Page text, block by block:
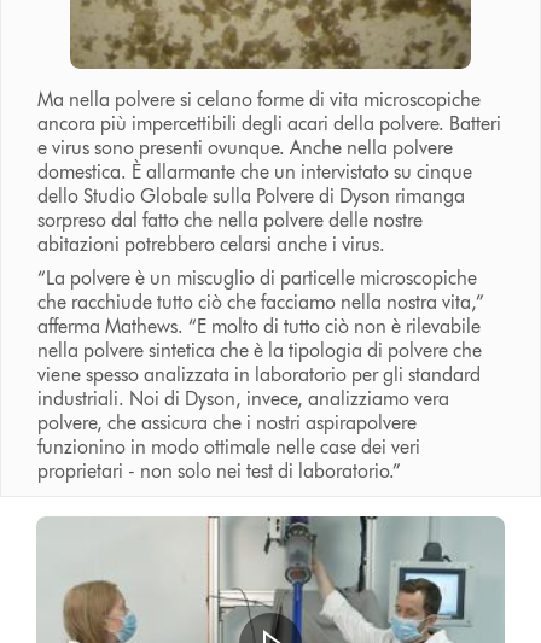
Ma nella polvere si celano forme di vita microscopiche
ancora più impercettibili degli acari della polvere. Batteri
e virus sono presenti ovunque. Anche nella polvere
domestica. È allarmante che un intervistato su cinque
dello Studio Globale sulla Polvere di Dyson rimanga
sorpreso dal fatto che nella polvere delle nostre
abitazioni potrebbero celarsi anche i virus.
“La polvere è un miscuglio di particelle microscopiche
che racchiude tutto ciò che facciamo nella nostra vita,”
afferma Mathews. “E molto di tutto ciò non è rilevabile
nella polvere sintetica che è la tipologia di polvere che
viene spesso analizzata in laboratorio per gli standard
industriali. Noi di Dyson, invece, analizziamo vera
polvere, che assicura che i nostri aspirapolvere
funzionino in modo ottimale nelle case dei veri
proprietari - non solo nei test di laboratorio.”